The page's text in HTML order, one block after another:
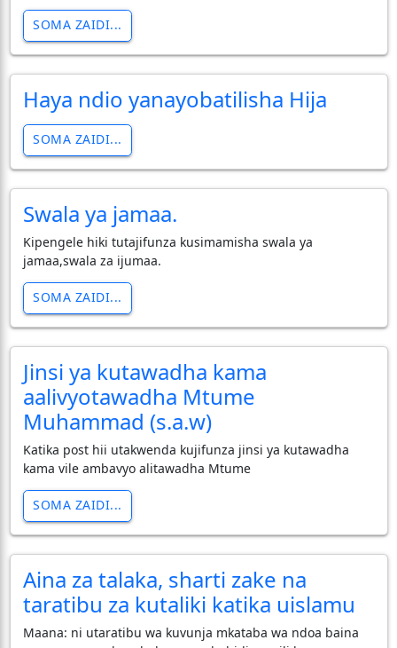
SOMA ZAIDI...
Haya ndio yanayobatilisha Hija
SOMA ZAIDI...
Swala ya jamaa.
Kipengele hiki tutajifunza kusimamisha swala ya
jamaa,swala za ijumaa.
SOMA ZAIDI...
Jinsi ya kutawadha kama
aalivyotawadha Mtume
Muhammad (s.a.w)
Katika post hii utakwenda kujifunza jinsi ya kutawadha
kama vile ambavyo alitawadha Mtume
SOMA ZAIDI...
Aina za talaka, sharti zake na
taratibu za kutaliki katika uislamu
Maana: ni utaratibu wa kuvunja mkataba wa ndoa baina